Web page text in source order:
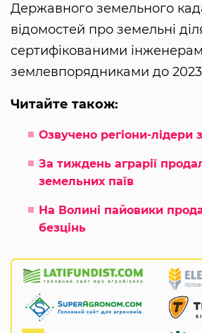
Державного земельного
відомостей про земельні
сертифікованими
землевпорядниками до
Читайте також:
Озвучено регіони-лідери
За тиждень аграрії
земельних паїв
На Волині пайовики
безцінь